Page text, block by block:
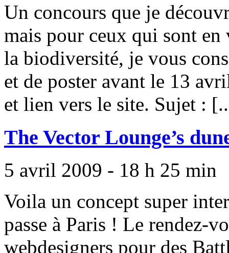
Un concours que je
mais pour ceux qui sont en
la biodiversité, je vous
et de poster avant le 13
et lien vers le site. Sujet :
The Vector Lounge’s
5 avril 2009 - 18 h 25 min
Voila un concept super
passe à Paris ! Le rendez-
webdesigners pour des